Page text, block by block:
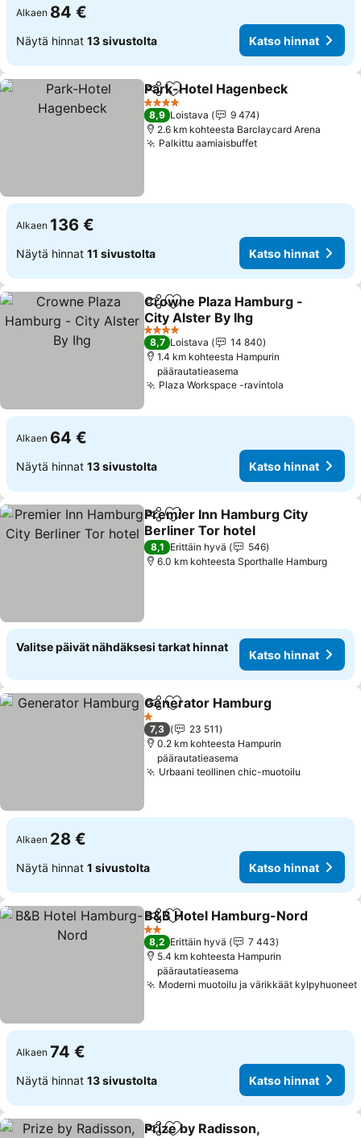
Alkaen 84 €
Näytä hinnat 13 sivustolta Katso hinnat
Jaa Lisää suosikkeihin
Park-Hotel Hagenbeck
4 Tähtiluokitus
8,9 Loistava
9 474
2.6 km kohteesta Barclaycard Arena
Palkittu aamiaisbuffetKatso hinnat
Alkaen 136 €
Näytä hinnat 11 sivustolta Katso hinnat
Jaa Lisää suosikkeihin
Crowne Plaza Hamburg -
City Alster By Ihg
Katso hinnat
4 Tähtiluokitus
8,7 Loistava
14 840
1.4 km kohteesta Hampurin
päärautatieasema
Plaza Workspace -ravintola
Alkaen 64 €
Näytä hinnat 13 sivustolta Katso hinnat
Jaa Lisää suosikkeihin
Premier Inn Hamburg City
Berliner Tor hotel
Katso hinnat
8,1 Erittäin hyvä
546
6.0 km kohteesta Sporthalle Hamburg
Valitse päivät nähdäksesi tarkat hinnat
Katso hinnat
Jaa Lisää suosikkeihin
Generator Hamburg
1 Tähtiluokitus
7,3
23 511
0.2 km kohteesta Hampurin
päärautatieasema
Urbaani teollinen chic-muotoilu
Alkaen 28 €
Näytä hinnat 1 sivustolta Katso hinnat
Jaa Lisää suosikkeihin
B&B Hotel Hamburg-Nord
2 Tähtiluokitus
8,2 Erittäin hyvä
7 443
5.4 km kohteesta Hampurin
päärautatieasema
Moderni muotoilu ja värikkäät kylpyhuoneet
Alkaen 74 €
Näytä hinnat 13 sivustolta Katso hinnat
Prize by Radisson,